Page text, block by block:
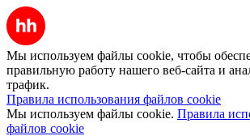
Мы используем файлы cookie, чтобы
правильную работу нашего веб-сайта и
трафик.
Правила использования файлов cookie
Мы используем файлы cookie. Правила
файлов cookie